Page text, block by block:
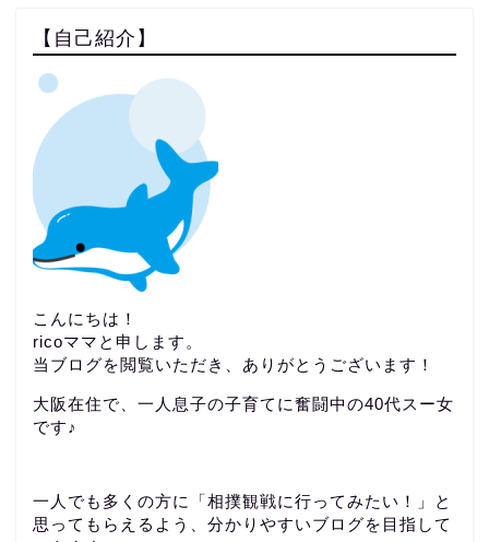
【自己紹介】
こんにちは！
ricoママと申します。
当ブログを閲覧いただき、ありがとうございます！
大阪在住で、一人息子の子育てに奮闘中の40代スー女
です♪
一人でも多くの方に「相撲観戦に行ってみたい！」と
思ってもらえるよう、分かりやすいブログを目指して